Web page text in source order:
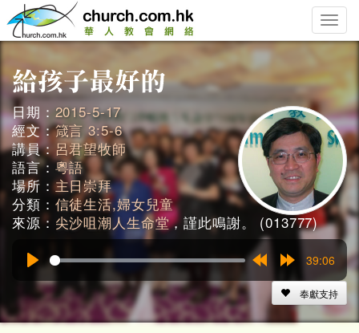
Toggle
日期： 2015-5-17
經文：箴言 3:5-6
講員： 呂君望牧師
語言：粵語
場所：主日崇拜
分類： 信徒生活,婦女兒童
來源： 尖沙咀潮人生命堂，謹此鳴謝。 (013777)
15s
15s
39:06
奉獻支持